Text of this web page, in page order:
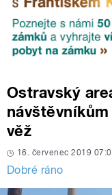
Ostravský
věž
16. červenec 2019
Dobré ráno